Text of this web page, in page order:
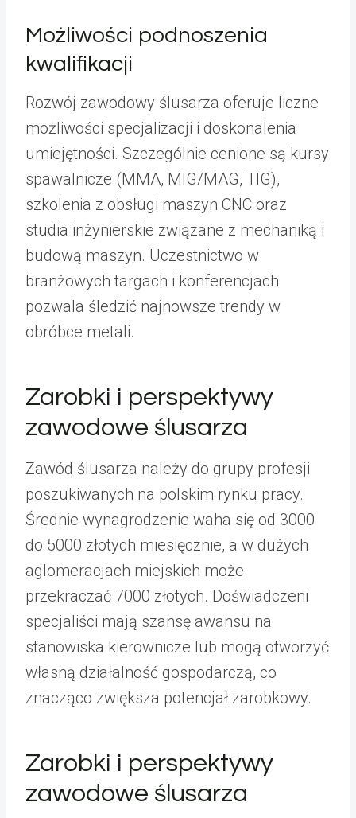
Możliwości podnoszenia
kwalifikacji
Rozwój zawodowy ślusarza oferuje liczne
możliwości specjalizacji i doskonalenia
umiejętności. Szczególnie cenione są kursy
spawalnicze (MMA, MIG/MAG, TIG),
szkolenia z obsługi maszyn CNC oraz
studia inżynierskie związane z mechaniką i
budową maszyn. Uczestnictwo w
branżowych targach i konferencjach
pozwala śledzić najnowsze trendy w
obróbce metali.
Zarobki i perspektywy
zawodowe ślusarza
Zawód ślusarza należy do grupy profesji
poszukiwanych na polskim rynku pracy.
Średnie wynagrodzenie waha się od 3000
do 5000 złotych miesięcznie, a w dużych
aglomeracjach miejskich może
przekraczać 7000 złotych. Doświadczeni
specjaliści mają szansę awansu na
stanowiska kierownicze lub mogą otworzyć
własną działalność gospodarczą, co
znacząco zwiększa potencjał zarobkowy.
Zarobki i perspektywy
zawodowe ślusarza